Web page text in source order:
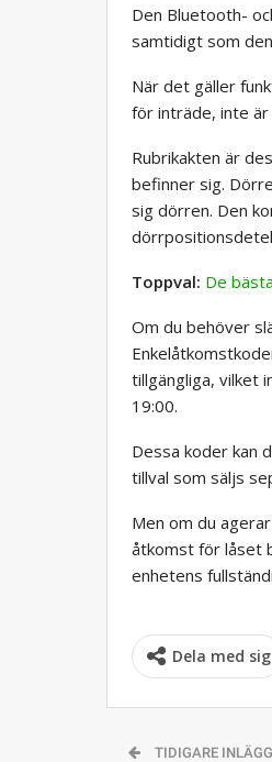
Den Bluetooth-
samtidigt som
När det gäller
för inträde, inte
Rubrikakten är
befinner sig.
sig dörren. Den
Toppval: De
Om du behöver
tillgängliga, vilket
19:00.
Dessa koder kan
tillval som säljs
Men om du
åtkomst för låset
enhetens
Dela med sig
TIDIGARE INLÄGG